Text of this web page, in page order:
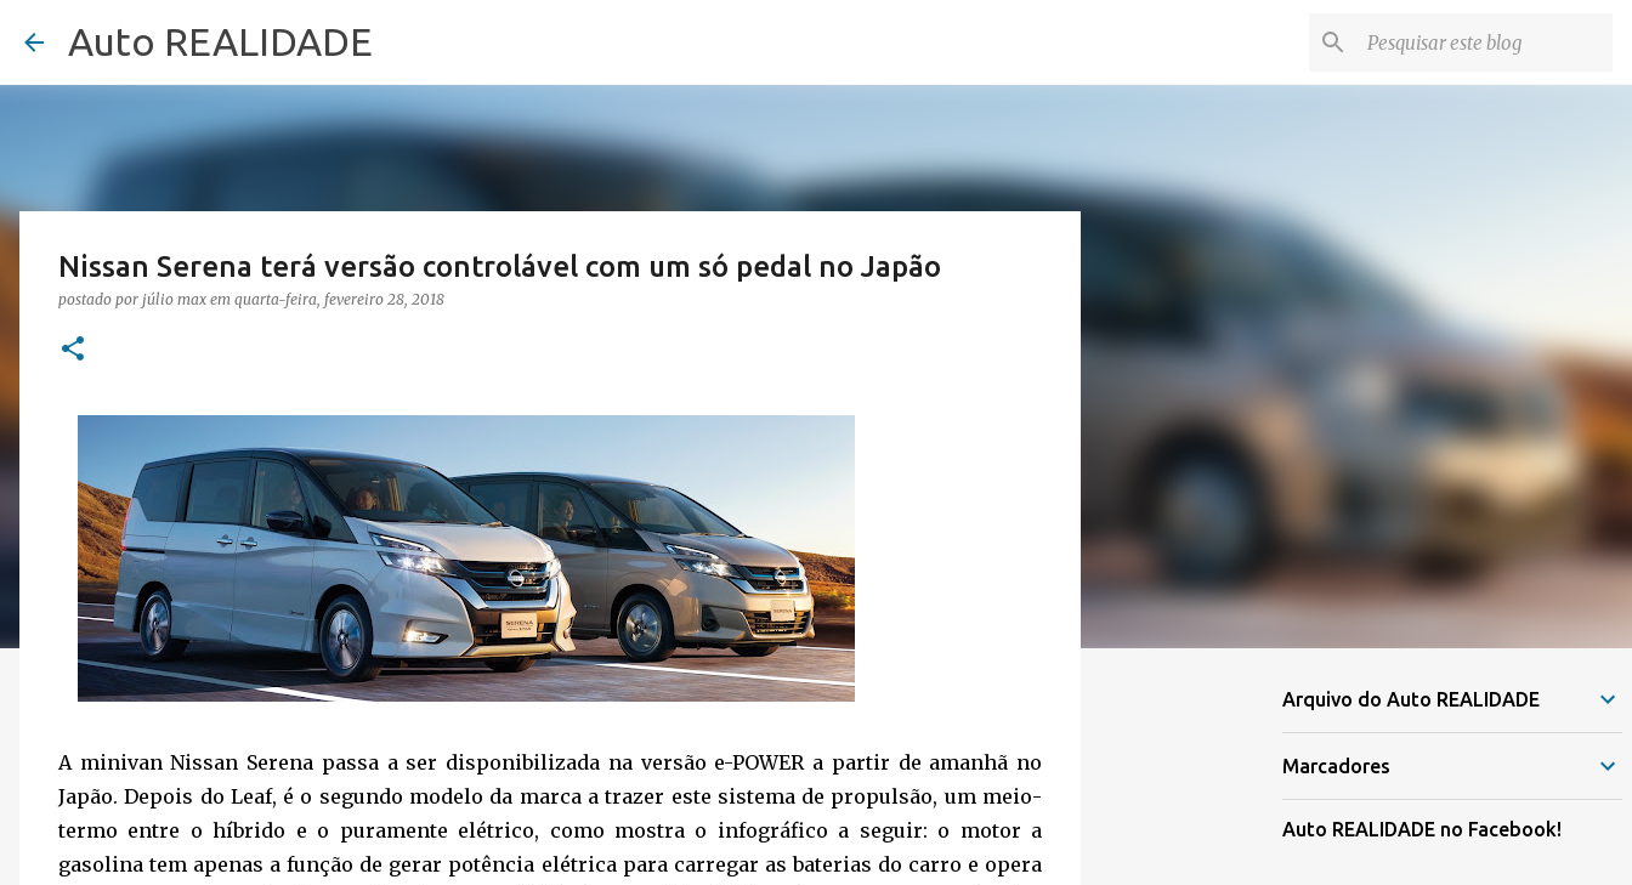
Auto REALIDADE
Nissan Serena terá versão controlável com um só pedal no Japão
postado por júlio max em quarta-feira, fevereiro 28, 2018
A minivan Nissan Serena passa a ser disponibilizada na versão e-POWER a partir de amanhã no
Japão. Depois do Leaf, é o segundo modelo da marca a trazer este sistema de propulsão, um meio-
termo entre o híbrido e o puramente elétrico, como mostra o infográfico a seguir: o motor a
gasolina tem apenas a função de gerar potência elétrica para carregar as baterias do carro e opera
Arquivo do Auto REALIDADE
Marcadores
Auto REALIDADE no Facebook!